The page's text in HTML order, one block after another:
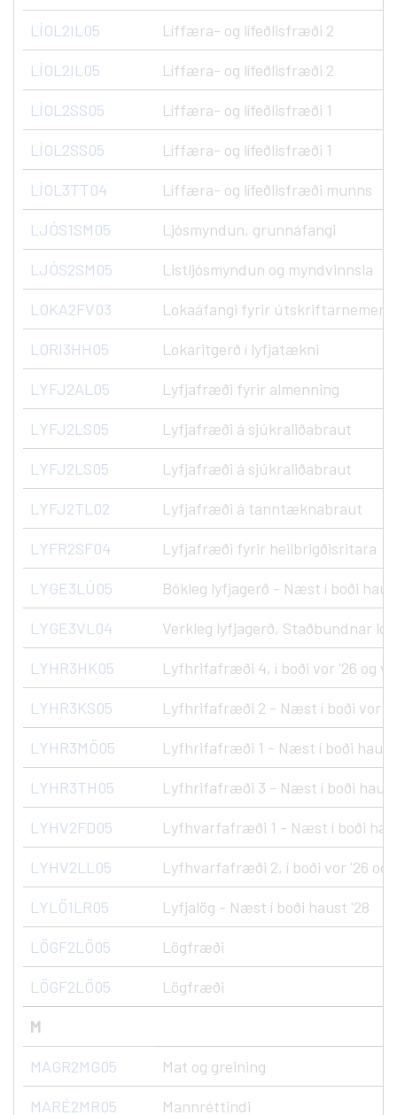
LÍOL2IL05 Líffæra- og lífeðlisfræði 2
LÍOL2IL05 Líffæra- og lífeðlisfræði 2
LÍOL2SS05 Líffæra- og lífeðlisfræði 1
LÍOL2SS05 Líffæra- og lífeðlisfræði 1
LÍOL3TT04 Líffæra- og lífeðlisfræði munns
LJÓS1SM05 Ljósmyndun, grunnáfangi
LJÓS2SM05 Listljósmyndun og myndvinnsla
LOKA2FV03 Lokaáfangi fyrir
LORI3HH05 Lokaritgerð í lyfjatækni
LYFJ2AL05 Lyfjafræði fyrir almenning
LYFJ2LS05 Lyfjafræði á sjúkraliðabraut
LYFJ2LS05 Lyfjafræði á sjúkraliðabraut
LYFJ2TL02 Lyfjafræði á tanntæknabraut
LYFR2SF04 Lyfjafræði fyrir heilbrigðisritara
LYGE3LÚ05 Bókleg lyfjagerð - Næst í boði
LYGE3VL04 Verkleg lyfjagerð, Staðbundnar
LYHR3HK05 Lyfhrifafræði 4, í boði vor '26 og
LYHR3KS05 Lyfhrifafræði 2 - Næst í boði vor
LYHR3MÖ05 Lyfhrifafræði 1 - Næst í boði haust
LYHR3TH05 Lyfhrifafræði 3 - Næst í boði
LYHV2FD05 Lyfhvarfafræði 1 - Næst í boði
LYHV2LL05 Lyfhvarfafræði 2, í boði vor '26 og
LYLÖ1LR05 Lyfjalög - Næst í boði haust '28
LÖGF2LÖ05 Lögfræði
LÖGF2LÖ05 Lögfræði
M
MAGR2MG05 Mat og greining
MARÉ2MR05 Mannréttindi